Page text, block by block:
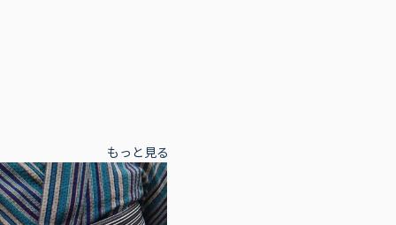
もっと見る